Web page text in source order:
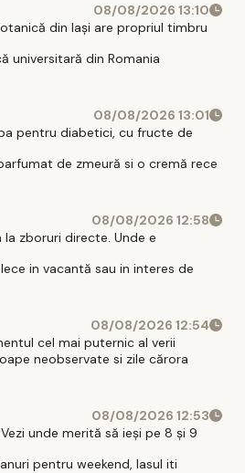
08/08/2026 13:10
din Iași are propriul timbru
universitară din Romania
08/08/2026 13:01
pentru diabetici, cu fructe de
de zmeură si o cremă rece
08/08/2026 12:58
zboruri directe. Unde e
in vacantă sau in interes de
08/08/2026 12:54
cel mai puternic al verii
neobservate si zile cărora
08/08/2026 12:53
unde merită să ieși pe 8 și 9
pentru weekend, Iasul iti